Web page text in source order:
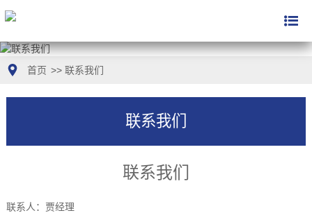
首页 >> 联系我们
联系我们
联系我们
联系人：贾经理